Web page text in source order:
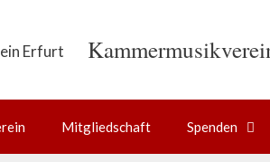
Mitgliedschaft Spenden